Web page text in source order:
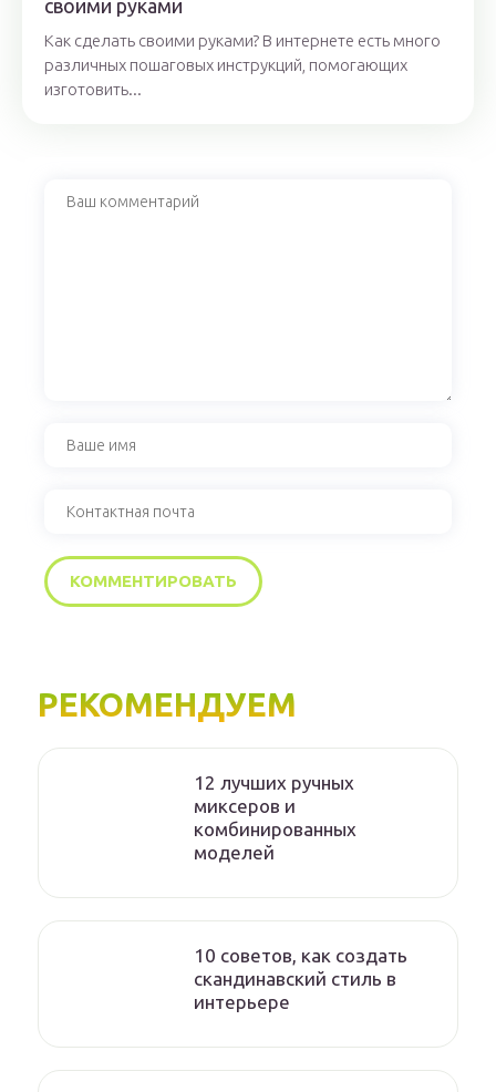
своими руками
Как сделать своими руками? В интернете есть много
различных пошаговых инструкций, помогающих
изготовить...
РЕКОМЕНДУЕМ
12 лучших ручных
миксеров и
комбинированных
моделей
10 советов, как создать
скандинавский стиль в
интерьере